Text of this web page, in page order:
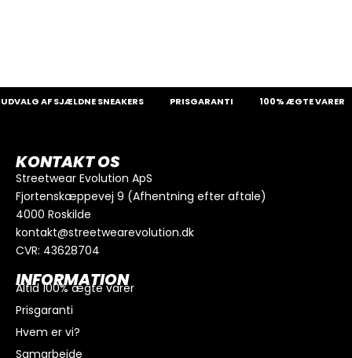
AF SJÆLDNE SNEAKERS PRISGARANTI 100% ÆGTE VARER
KONTAKT OS
Streetwear Evolution ApS
Fjortenskæppevej 9 (Afhentning efter aftale)
4000 Roskilde
kontakt@streetwearevolution.dk
CVR: 43628704
INFORMATION
Altid 100% ægte varer
Prisgaranti
Hvem er vi?
Samarbejde